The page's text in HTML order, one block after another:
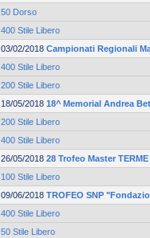
50 Dorso
400 Stile Libero
03/02/2018 Campionati Regionali
400 Stile Libero
200 Stile Libero
18/05/2018 18^ Memorial Andrea
200 Stile Libero
400 Stile Libero
26/05/2018 28 Trofeo Master
100 Stile Libero
09/06/2018 TROFEO SNP
400 Stile Libero
50 Stile Libero